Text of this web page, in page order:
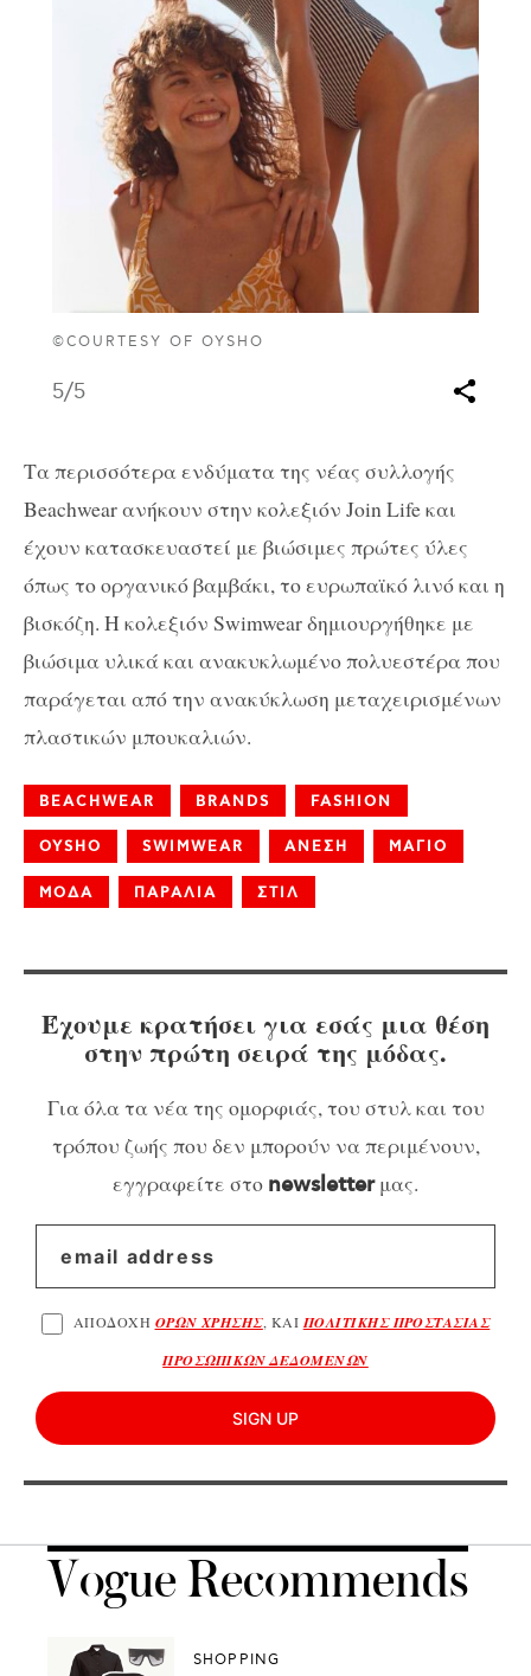
©COURTESY OF OYSHO
5/5
Τα περισσότερα ενδύματα της νέας συλλογής
Beachwear ανήκουν στην κολεξιόν Join Life και
έχουν κατασκευαστεί με βιώσιμες πρώτες ύλες
όπως το οργανικό βαμβάκι, το ευρωπαϊκό λινό και η
βισκόζη. Η κολεξιόν Swimwear δημιουργήθηκε με
βιώσιμα υλικά και ανακυκλωμένο πολυεστέρα που
παράγεται από την ανακύκλωση μεταχειρισμένων
πλαστικών μπουκαλιών.
BEACHWEAR BRANDS FASHION
OYSHO SWIMWEAR ΑΝΕΣΗ ΜΑΓΙΟ
ΜΟΔΑ ΠΑΡΑΛΙΑ ΣΤΙΛ
Έχουμε κρατήσει για εσάς μια θέση
στην πρώτη σειρά της μόδας.
Για όλα τα νέα της ομορφιάς, του στυλ και του
τρόπου ζωής που δεν μπορούν να περιμένουν,
εγγραφείτε στο newsletterμας.
ΑΠΟΔΟΧΗ ΟΡΩΝ ΧΡΗΣΗΣ, ΚΑΙ ΠΟΛΙΤΙΚΗΣ ΠΡΟΣΤΑΣΙΑΣ
ΠΡΟΣΩΠΙΚΩΝ ΔΕΔΟΜΕΝΩΝ
SIGN UP
Vogue Recommends
SHOPPING